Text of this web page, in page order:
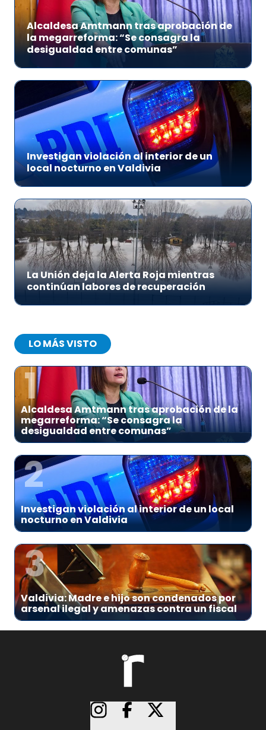
Alcaldesa Amtmann tras aprobación de
la megarreforma: “Se consagra la
desigualdad entre comunas”
Investigan violación al interior de un
local nocturno en Valdivia
La Unión deja la Alerta Roja mientras
continúan labores de recuperación
LO MÁS VISTO
1
Alcaldesa Amtmann tras aprobación de la
megarreforma: “Se consagra la
desigualdad entre comunas”
2
Investigan violación al interior de un local
nocturno en Valdivia
3
Valdivia: Madre e hijo son condenados por
arsenal ilegal y amenazas contra un fiscal